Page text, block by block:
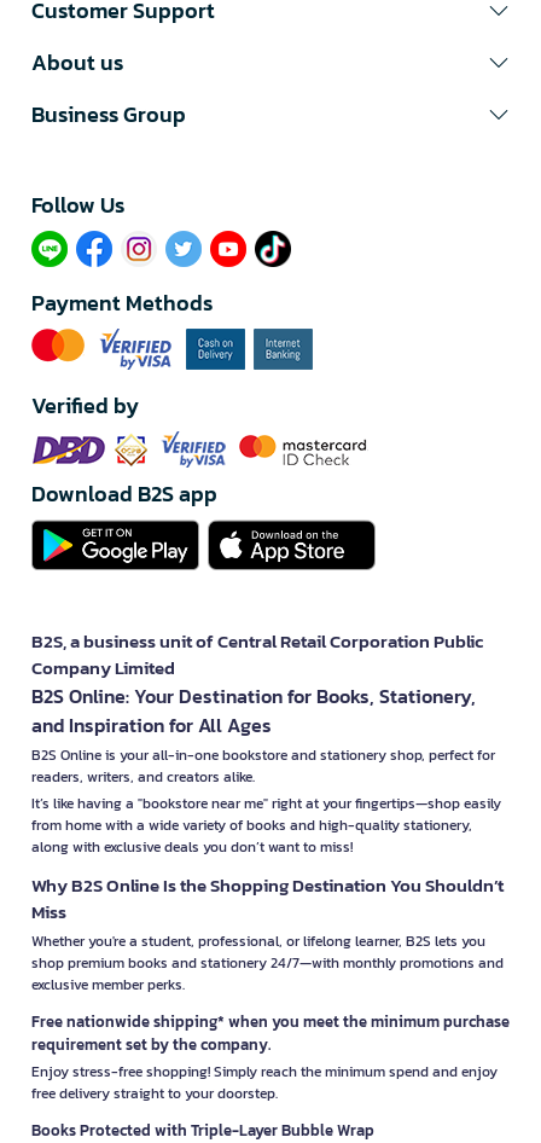
Customer Support
About us
Business Group
Follow Us​
Payment Methods
Verified by
Download B2S app
B2S, a business unit of Central Retail Corporation Public
Company Limited
B2S Online: Your Destination for Books, Stationery,
and Inspiration for All Ages
B2S Online is your all-in-one bookstore and stationery shop, perfect for
readers, writers, and creators alike.
It’s like having a "bookstore near me" right at your fingertips—shop easily
from home with a wide variety of books and high-quality stationery,
along with exclusive deals you don’t want to miss!
Why B2S Online Is the Shopping Destination You Shouldn’t
Miss
Whether you're a student, professional, or lifelong learner, B2S lets you
shop premium books and stationery 24/7—with monthly promotions and
exclusive member perks.
Free nationwide shipping* when you meet the minimum purchase
requirement set by the company.
Enjoy stress-free shopping! Simply reach the minimum spend and enjoy
free delivery straight to your doorstep.
Books Protected with Triple-Layer Bubble Wrap